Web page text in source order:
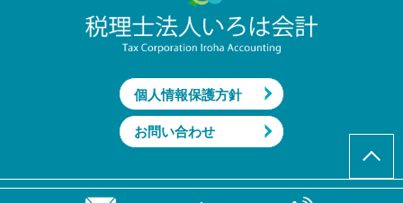
個人情報保護方針
お問い合わせ